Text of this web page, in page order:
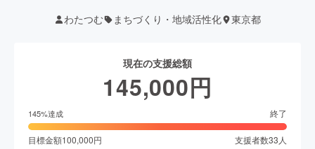
わたつむ まちづくり・地域活性化 東京都
現在の支援総額
145,000円
145%達成 終了
目標金額100,000円 支援者数33 人